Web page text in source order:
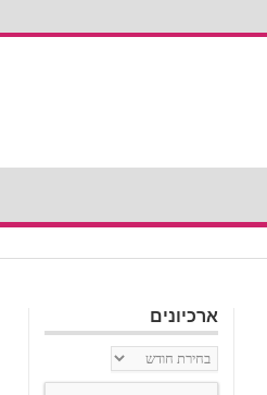
ארכיונים
ארכיונים